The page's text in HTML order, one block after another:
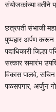
संयोजकांच्या वतीने
छत्रपती संभाजी
पुष्पहार अर्पण करून
पदाधिकारी
सत्कार समारंभ
विकास पालवे,
पळसपगार, अर्जुन